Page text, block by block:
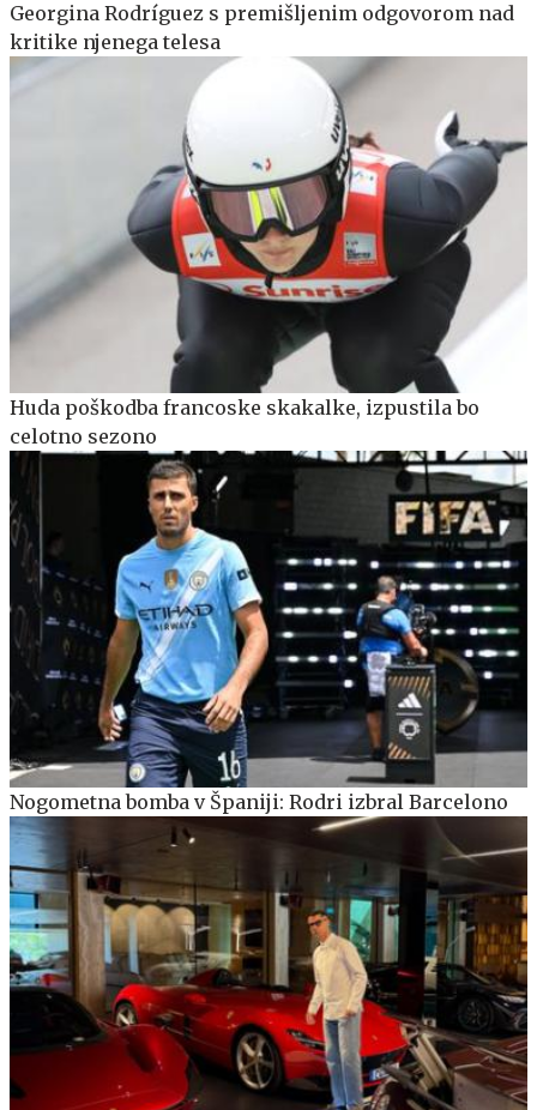
Georgina Rodríguez s premišljenim odgovorom nad
kritike njenega telesa
Huda poškodba francoske skakalke, izpustila bo
celotno sezono
Nogometna bomba v Španiji: Rodri izbral Barcelono